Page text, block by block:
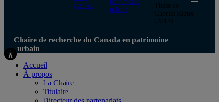
gestion
patrimoine
urbain
Thèse de
Gabriel Rioux
(2013).
Chaire de recherche du Canada en patrimoine
urbain
Accueil
À propos
La Chaire
Titulaire
Directeur des partenariats